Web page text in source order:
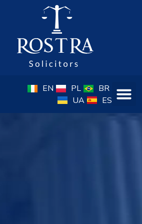
EN PL
BR
UA
ES